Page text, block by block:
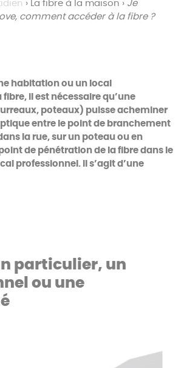
› La fibre à la maison › Je
comment accéder à la fibre ?
habitation ou un local
il est nécessaire qu’une
poteaux) puisse acheminer
entre le point de branchement
la rue, sur un poteau ou en
de pénétration de la fibre dans le
professionnel. Il s’agit d’une
particulier, un
ou une